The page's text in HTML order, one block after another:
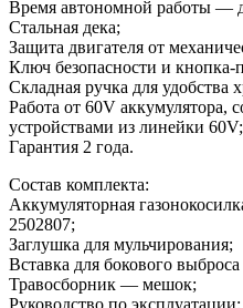
Время автономной работы —
Стальная дека;
Защита двигателя от
Ключ безопасности и кнопка-
Складная ручка для удобства
Работа от 60V аккумулятора,
устройствами из линейки 60V;
Гарантия 2 года.
Состав комплекта:
Аккумуляторная
2502807;
Заглушка для мульчирования;
Вставка для бокового
Травосборник — мешок;
Руководство по эксплуатации;